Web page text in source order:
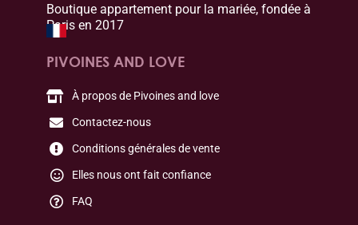
Boutique appartement pour la mariée, fondée à
Paris en 2017
PIVOINES AND LOVE
À propos de Pivoines and love
Contactez-nous
Conditions générales de vente
Elles nous ont fait confiance
FAQ